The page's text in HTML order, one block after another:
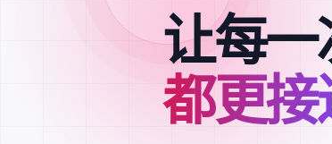
让每
都更